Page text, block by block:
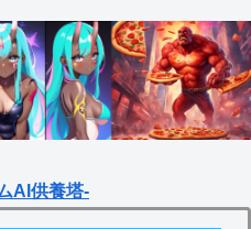
AI供養塔-